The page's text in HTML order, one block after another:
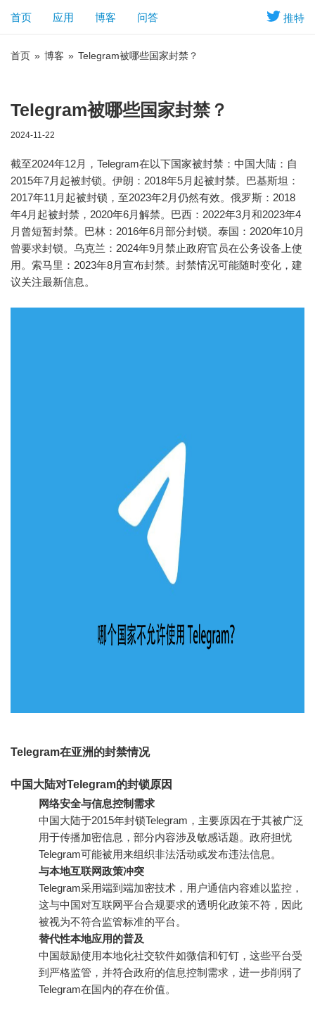
推特
首页 应用 博客 问答
首页 » 博客 » Telegram被哪些国家封禁？
Telegram被哪些国家封禁？
2024-11-22
截至2024年12月，Telegram在以下国家被封禁：中国大陆：自
2015年7月起被封锁。伊朗：2018年5月起被封禁。巴基斯坦：
2017年11月起被封锁，至2023年2月仍然有效。俄罗斯：2018
年4月起被封禁，2020年6月解禁。巴西：2022年3月和2023年4
月曾短暂封禁。巴林：2016年6月部分封锁。泰国：2020年10月
曾要求封锁。乌克兰：2024年9月禁止政府官员在公务设备上使
用。索马里：2023年8月宣布封禁。封禁情况可能随时变化，建
议关注最新信息。
Telegram在亚洲的封禁情况
中国大陆对Telegram的封锁原因
网络安全与信息控制需求
中国大陆于2015年封锁Telegram，主要原因在于其被广泛
用于传播加密信息，部分内容涉及敏感话题。政府担忧
Telegram可能被用来组织非法活动或发布违法信息。
与本地互联网政策冲突
Telegram采用端到端加密技术，用户通信内容难以监控，
这与中国对互联网平台合规要求的透明化政策不符，因此
被视为不符合监管标准的平台。
替代性本地应用的普及
中国鼓励使用本地化社交软件如微信和钉钉，这些平台受
到严格监管，并符合政府的信息控制需求，进一步削弱了
Telegram在国内的存在价值。